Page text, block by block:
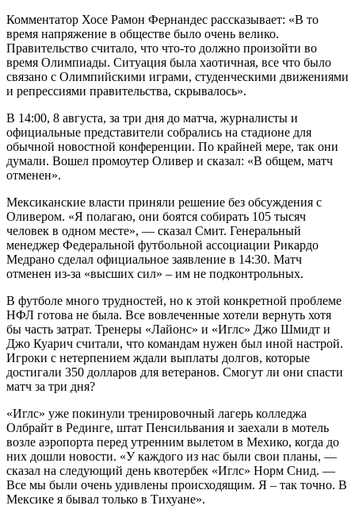
Комментатор Хосе Рамон Фернандес рассказывает: «В то
время напряжение в обществе было очень велико.
Правительство считало, что что-то должно произойти во
время Олимпиады. Ситуация была хаотичная, все что было
связано с Олимпийскими играми, студенческими движениями
и репрессиями правительства, скрывалось».
В 14:00, 8 августа, за три дня до матча, журналисты и
официальные представители собрались на стадионе для
обычной новостной конференции. По крайней мере, так они
думали. Вошел промоутер Оливер и сказал: «В общем, матч
отменен».
Мексиканские власти приняли решение без обсуждения с
Оливером. «Я полагаю, они боятся собирать 105 тысяч
человек в одном месте», — сказал Смит. Генеральный
менеджер Федеральной футбольной ассоциации Рикардо
Медрано сделал официальное заявление в 14:30. Матч
отменен из-за «высших сил» – им не подконтрольных.
В футболе много трудностей, но к этой конкретной проблеме
НФЛ готова не была. Все вовлеченные хотели вернуть хотя
бы часть затрат. Тренеры «Лайонс» и «Иглс» Джо Шмидт и
Джо Куарич считали, что командам нужен был иной настрой.
Игроки с нетерпением ждали выплаты долгов, которые
достигали 350 долларов для ветеранов. Смогут ли они спасти
матч за три дня?
«Иглс» уже покинули тренировочный лагерь колледжа
Олбрайт в Рединге, штат Пенсильвания и заехали в мотель
возле аэропорта перед утренним вылетом в Мехико, когда до
них дошли новости. «У каждого из нас были свои планы, —
сказал на следующий день квотербек «Иглс» Норм Снид. —
Все мы были очень удивлены происходящим. Я – так точно. В
Мексике я бывал только в Тихуане».